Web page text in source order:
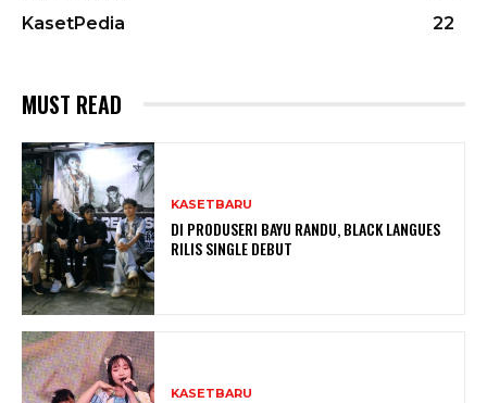
KasetPedia
22
MUST READ
KASETBARU
DI PRODUSERI BAYU RANDU, BLACK LANGUES
RILIS SINGLE DEBUT
KASETBARU